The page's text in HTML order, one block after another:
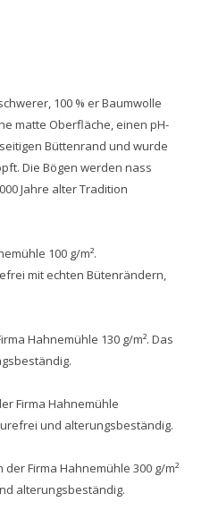
100 % er Baumwolle
matte Oberfläche, einen pH-
Büttenrand und wurde
Die Bögen werden nass
Jahre alter Tradition
100 g/m².
mit echten Bütenrändern,
Hahnemühle 130 g/m². Das
Firma Hahnemühle
und alterungsbeständig.
Firma Hahnemühle 300 g/m²
alterungsbeständig.